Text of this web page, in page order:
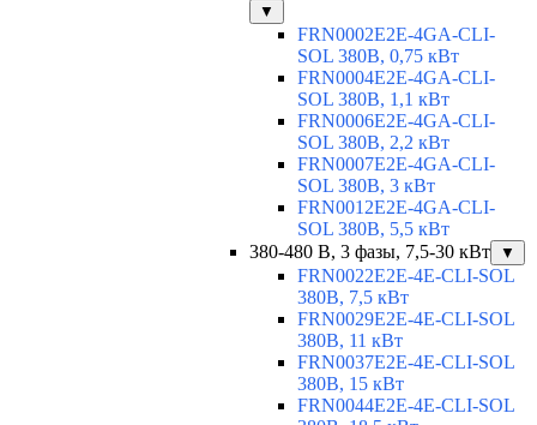
▼
FRN0002E2E-4GA-CLI-
SOL 380В, 0,75 кВт
FRN0004E2E-4GA-CLI-
SOL 380В, 1,1 кВт
FRN0006E2E-4GA-CLI-
SOL 380В, 2,2 кВт
FRN0007E2E-4GA-CLI-
SOL 380В, 3 кВт
FRN0012E2E-4GA-CLI-
SOL 380В, 5,5 кВт
380-480 В, 3 фазы, 7,5-30 кВт
▼
FRN0022E2E-4E-CLI-SOL
380В, 7,5 кВт
FRN0029E2E-4E-CLI-SOL
380В, 11 кВт
FRN0037E2E-4E-CLI-SOL
380В, 15 кВт
FRN0044E2E-4E-CLI-SOL